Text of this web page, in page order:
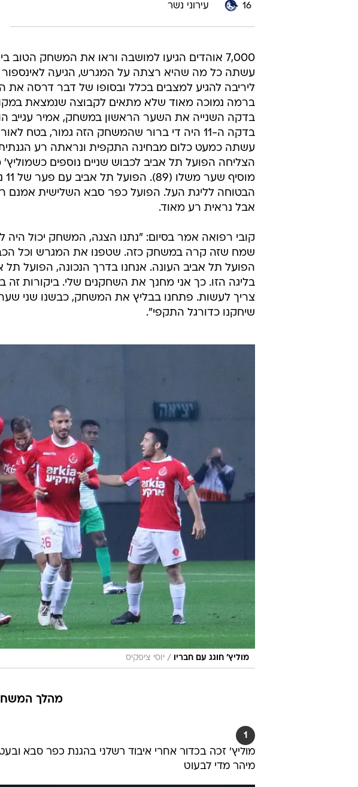
13 הפועל פתח תקוה
14 הפועל רמת גן
15 מכבי הרצליה
16 עירוני נשר
7,000 אוהדים הגיעו למושבה וראו את המשחק
עשתה כל מה שהיא רצתה על המגרש, הגיעה
ברמה נמוכה מאוד שלא מתאים לקבוצה שנמצאת
בדקה השנייה את השער הראשון במשחק, אמיר עגייב
בדקה ה-11 היה די ברור שהמשחק הזה גמור,
עשתה כמעט כלום מבחינה התקפית ונראתה רע
הבטוחה לליגת העל. הפועל כפר סבא השלישית אמנם
הפועל תל אביב העונה. אנחנו בדרך הנכונה, הפועל תל
בליגה הזו. כך אני מחנך את השחקנים שלי. ביקורות
צריך לעשות. פתחנו בבליץ את המשחק, כבשנו שני
שיחקנו כדורגל התקפי".